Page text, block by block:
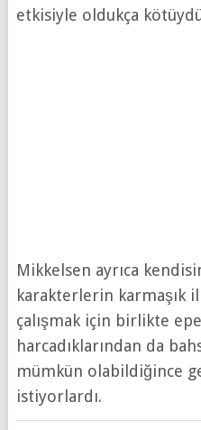
etkisiyle oldukça
Mikkelsen ayrıca
karakterlerin karmaşık
çalışmak için birlikte
harcadıklarından da
mümkün olabildiğince
istiyorlardı.